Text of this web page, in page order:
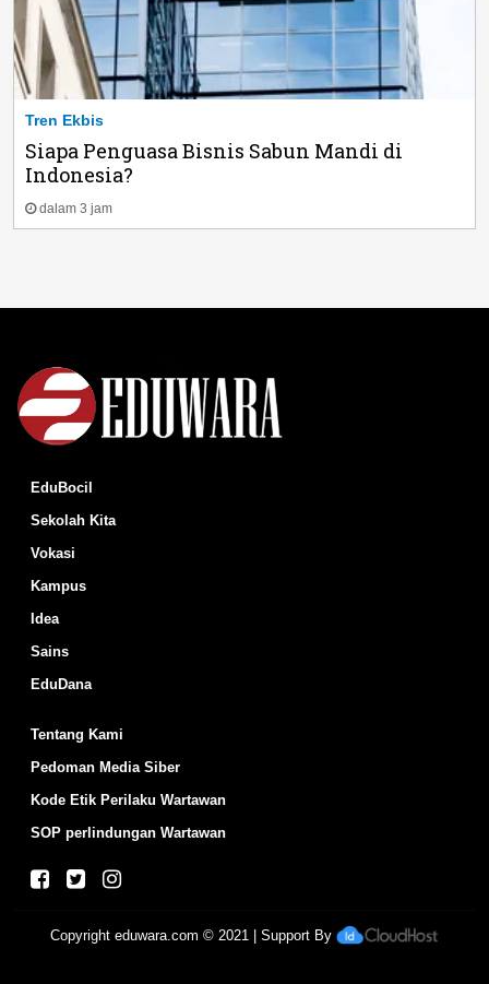
Tren Ekbis
Siapa Penguasa Bisnis Sabun Mandi di
Indonesia?
dalam 3 jam
EduBocil
Sekolah Kita
Vokasi
Kampus
Idea
Sains
EduDana
Tentang Kami
Pedoman Media Siber
Kode Etik Perilaku Wartawan
SOP perlindungan Wartawan
Copyrighteduwara.com © 2021 | Support By